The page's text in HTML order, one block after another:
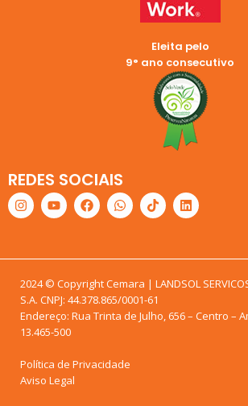
Eleita pelo
9° ano consecutivo
REDES SOCIAIS
2024 © Copyright Cemara | LANDSOL SERVICOS
S.A. CNPJ: 44.378.865/0001-61
Endereço: Rua Trinta de Julho, 656 – Centro –
13.465-500
Política de Privacidade
Aviso Legal